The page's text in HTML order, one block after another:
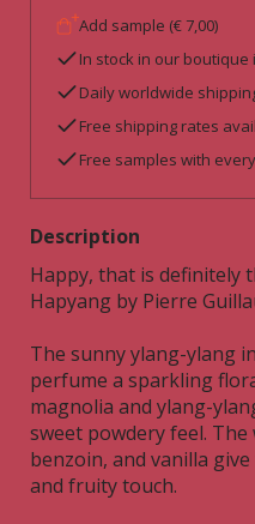
Add sample (€ 7,00)
In stock in our boutique
Daily worldwide
Free shipping rates
Free samples with
Description
Happy, that is definitely
Hapyang by Pierre
The sunny ylang-ylang
perfume a sparkling
magnolia and ylang-
sweet powdery feel.
benzoin, and vanilla
and fruity touch.